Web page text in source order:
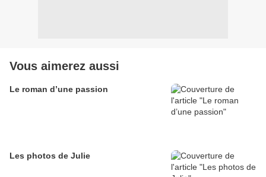
Vous aimerez aussi
Le roman d’une passion
Les photos de Julie